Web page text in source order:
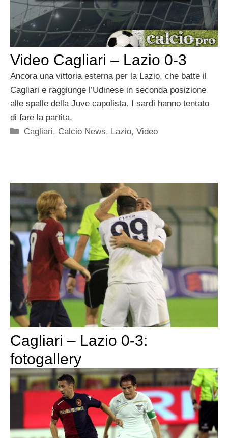
Video Cagliari – Lazio 0-3
Ancora una vittoria esterna per la Lazio, che batte il
Cagliari e raggiunge l’Udinese in seconda posizione
alle spalle della Juve capolista. I sardi hanno tentato
di fare la partita,
Categorie
Cagliari, Calcio News, Lazio,Video
Cagliari – Lazio 0-3:
fotogallery